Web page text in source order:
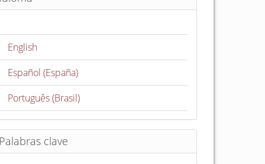
English
Español (España)
Português (Brasil)
Palabras clave